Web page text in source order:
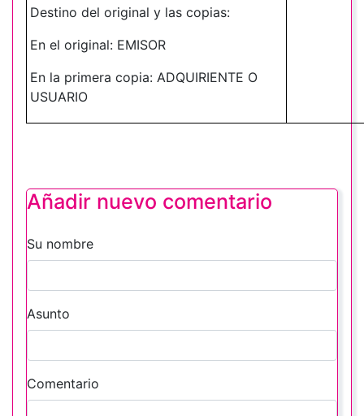
Destino del original y las copias:
En el original: EMISOR
En la primera copia: ADQUIRIENTE O
USUARIO
Añadir nuevo comentario
Su nombre
Asunto
Comentario